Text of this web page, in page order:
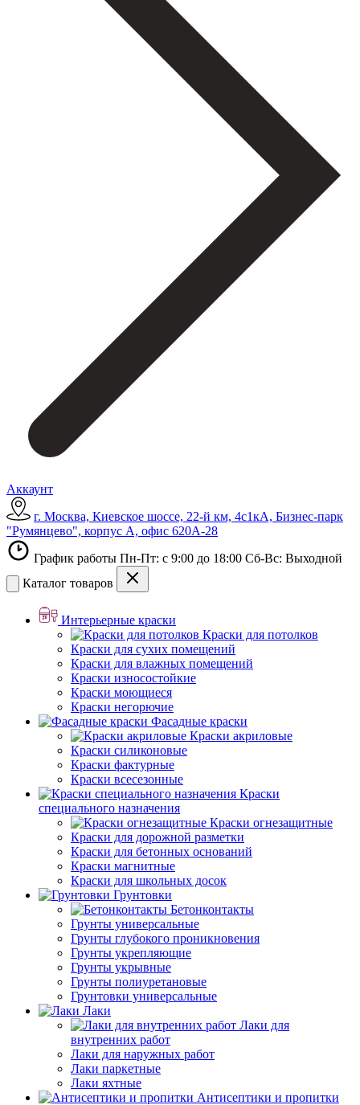
Аккаунт
г. Москва, Киевское шоссе, 22-й км, 4с1кА, Бизнес-парк
"Румянцево", корпус А, офис 620А-28
График работы Пн-Пт: с 9:00 до 18:00 Сб-Вс: Выходной
Каталог товаров
Интерьерные краски
Краски для потолков
Краски для сухих помещений
Краски для влажных помещений
Краски износостойкие
Краски моющиеся
Краски негорючие
Фасадные краски
Краски акриловые
Краски силиконовые
Краски фактурные
Краски всесезонные
Краски
специального назначения
Краски огнезащитные
Краски для дорожной разметки
Краски для бетонных оснований
Краски магнитные
Краски для школьных досок
Грунтовки
Бетонконтакты
Грунты универсальные
Грунты глубокого проникновения
Грунты укрепляющие
Грунты укрывные
Грунты полиуретановые
Грунтовки универсальные
Лаки
Лаки для
внутренних работ
Лаки для наружных работ
Лаки паркетные
Лаки яхтные
Антисептики и пропитки